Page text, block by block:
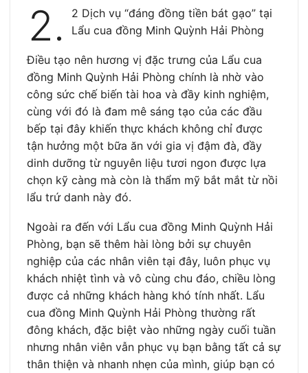
2.
2 Dịch vụ “đáng đồng tiền bát gạo” tại
Lẩu cua đồng Minh Quỳnh Hải Phòng
Điều tạo nên hương vị đặc trưng của Lẩu cua
đồng Minh Quỳnh Hải Phòng chính là nhờ vào
công sức chế biến tài hoa và đầy kinh nghiệm,
cùng với đó là đam mê sáng tạo của các đầu
bếp tại đây khiến thực khách không chỉ được
tận hưởng một bữa ăn với gia vị đậm đà, đầy
dinh dưỡng từ nguyên liệu tươi ngon được lựa
chọn kỹ càng mà còn là thẩm mỹ bắt mắt từ nồi
lẩu trứ danh này đó.
Ngoài ra đến với Lẩu cua đồng Minh Quỳnh Hải
Phòng, bạn sẽ thêm hài lòng bởi sự chuyên
nghiệp của các nhân viên tại đây, luôn phục vụ
khách nhiệt tình và vô cùng chu đáo, chiều lòng
được cả những khách hàng khó tính nhất. Lẩu
cua đồng Minh Quỳnh Hải Phòng thường rất
đông khách, đặc biệt vào những ngày cuối tuần
nhưng nhân viên vẫn phục vụ bạn bằng tất cả sự
thân thiện và nhanh nhẹn của mình, giúp bạn có